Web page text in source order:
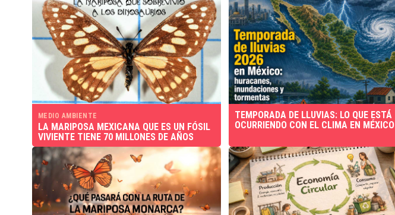
MEDIO AMBIENTE
LA MARIPOSA MEXICANA QUE ES UN FÓSIL
VIVIENTE TIENE 70 MILLONES DE AÑOS
TEMPORADA DE LLUVIAS: LO QUE ESTÁ
OCURRIENDO CON EL CLIMA EN MÉXICO